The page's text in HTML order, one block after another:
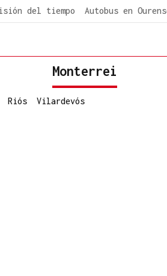
del tiempo Autobus en
Monterrei
Riós Vilardevós